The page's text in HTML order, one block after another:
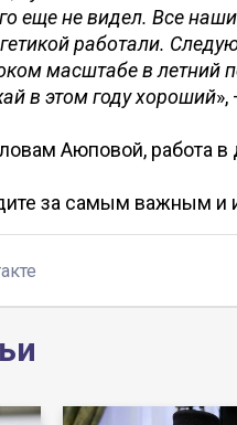
еще не видел. Все
работали.
масштабе в летний
в этом году хороший
Аюповой, работа
за самым важным и